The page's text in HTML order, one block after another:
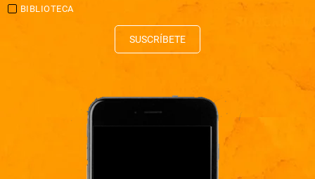
BIBLIOTECA
SUSCRÍBETE